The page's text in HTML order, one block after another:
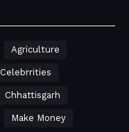
Agriculture
Celebrrities
Chhattisgarh
Make Money